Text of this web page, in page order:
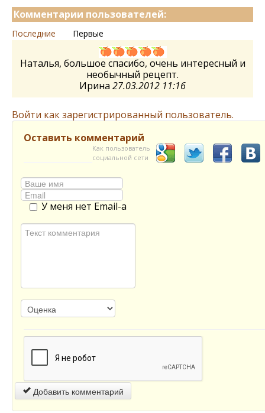
Комментарии пользователей:
Последние Первые
Наталья, большое спасибо, очень интересный и
необычный рецепт.
Ирина 27.03.2012 11:16
Войти как зарегистрированный пользователь.
Оставить комментарий
Как пользователь
социальной сети
У меня нет Email-а
Добавить комментарий